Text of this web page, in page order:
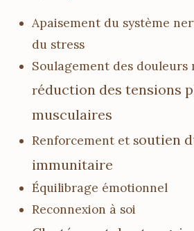
Apaisement du système
du stress
Soulagement des douleurs
réduction des tensions
musculaires
Renforcement et soutien
immunitaire
Équilibrage émotionnel
Reconnexion à soi